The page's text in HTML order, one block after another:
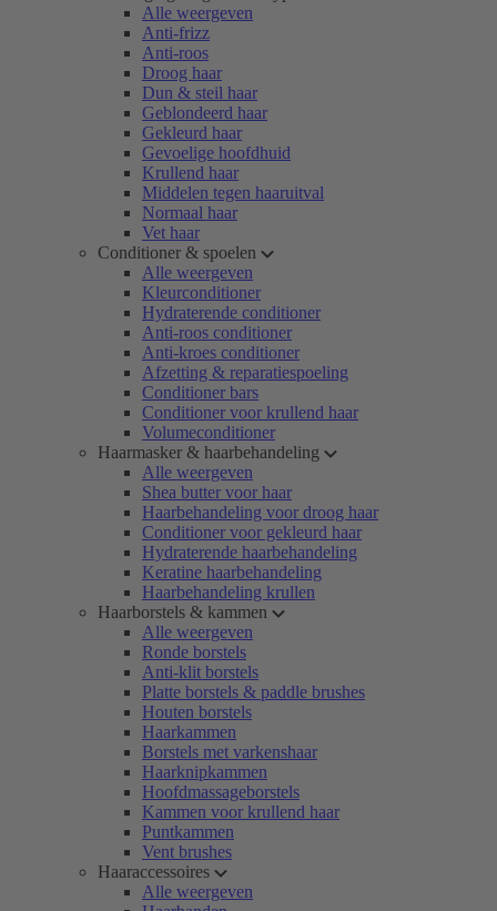
Alle weergeven
Anti-frizz
Anti-roos
Droog haar
Dun & steil haar
Geblondeerd haar
Gekleurd haar
Gevoelige hoofdhuid
Krullend haar
Middelen tegen haaruitval
Normaal haar
Vet haar
Conditioner & spoelen
Alle weergeven
Kleurconditioner
Hydraterende conditioner
Anti-roos conditioner
Anti-kroes conditioner
Afzetting & reparatiespoeling
Conditioner bars
Conditioner voor krullend haar
Volumeconditioner
Haarmasker & haarbehandeling
Alle weergeven
Shea butter voor haar
Haarbehandeling voor droog haar
Conditioner voor gekleurd haar
Hydraterende haarbehandeling
Keratine haarbehandeling
Haarbehandeling krullen
Haarborstels & kammen
Alle weergeven
Ronde borstels
Anti-klit borstels
Platte borstels & paddle brushes
Houten borstels
Haarkammen
Borstels met varkenshaar
Haarknipkammen
Hoofdmassageborstels
Kammen voor krullend haar
Puntkammen
Vent brushes
Haaraccessoires
Alle weergeven